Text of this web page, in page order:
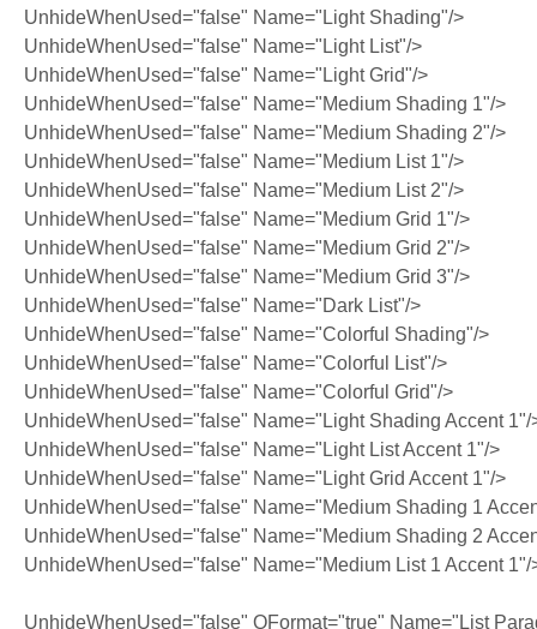
UnhideWhenUsed="false" Name="Light Shading"/>
UnhideWhenUsed="false" Name="Light List"/>
UnhideWhenUsed="false" Name="Light Grid"/>
UnhideWhenUsed="false" Name="Medium Shading 1"/>
UnhideWhenUsed="false" Name="Medium Shading 2"/>
UnhideWhenUsed="false" Name="Medium List 1"/>
UnhideWhenUsed="false" Name="Medium List 2"/>
UnhideWhenUsed="false" Name="Medium Grid 1"/>
UnhideWhenUsed="false" Name="Medium Grid 2"/>
UnhideWhenUsed="false" Name="Medium Grid 3"/>
UnhideWhenUsed="false" Name="Dark List"/>
UnhideWhenUsed="false" Name="Colorful Shading"/>
UnhideWhenUsed="false" Name="Colorful List"/>
UnhideWhenUsed="false" Name="Colorful Grid"/>
UnhideWhenUsed="false" Name="Light Shading Accent 1"/
UnhideWhenUsed="false" Name="Light List Accent 1"/>
UnhideWhenUsed="false" Name="Light Grid Accent 1"/>
UnhideWhenUsed="false" Name="Medium Shading 1
UnhideWhenUsed="false" Name="Medium Shading 2
UnhideWhenUsed="false" Name="Medium List 1 Accent 1"/
UnhideWhenUsed="false" QFormat="true" Name="List